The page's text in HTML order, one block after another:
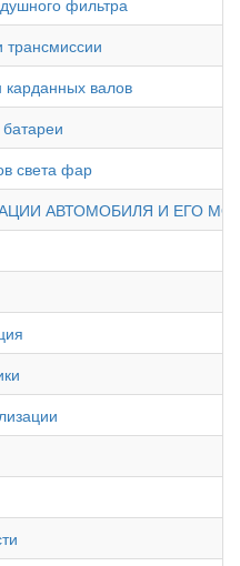
трансмиссии
карданных валов
света фар
АВТОМОБИЛЯ И ЕГО